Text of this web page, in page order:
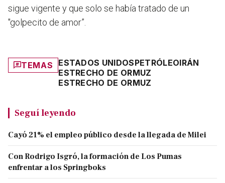
sigue vigente y que solo se había tratado de un
"golpecito de amor”.
TEMAS ESTADOS UNIDOSPETRÓLEOIRÁN
ESTRECHO DE ORMUZ
ESTRECHO DE ORMUZ
Seguí leyendo
Cayó 21% el empleo público desde la llegada de Milei
Con Rodrigo Isgró, la formación de Los Pumas
enfrentar a los Springboks